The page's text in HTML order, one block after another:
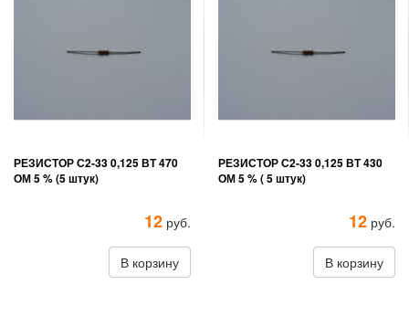
РЕЗИСТОР С2-33 0,125 ВТ 470
ОМ 5 % (5 штук)
12 руб.
В корзину
РЕЗИСТОР С2-33 0,125 ВТ 430
ОМ 5 % ( 5 штук)
12 руб.
В корзину